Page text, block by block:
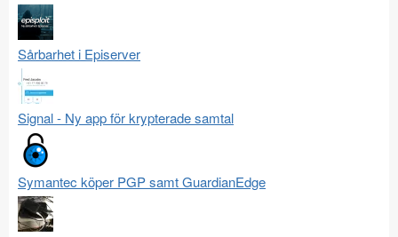
Sårbarhet i Episerver
Signal - Ny app för krypterade samtal
Symantec köper PGP samt GuardianEdge